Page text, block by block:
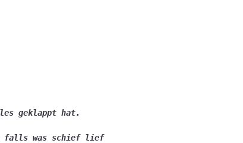
geklappt hat.
falls was schief lief